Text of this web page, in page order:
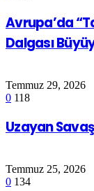
Avrupa’da
Dalgası
Temmuz 29, 2026
0 118
Uzayan
Temmuz 25, 2026
0 134